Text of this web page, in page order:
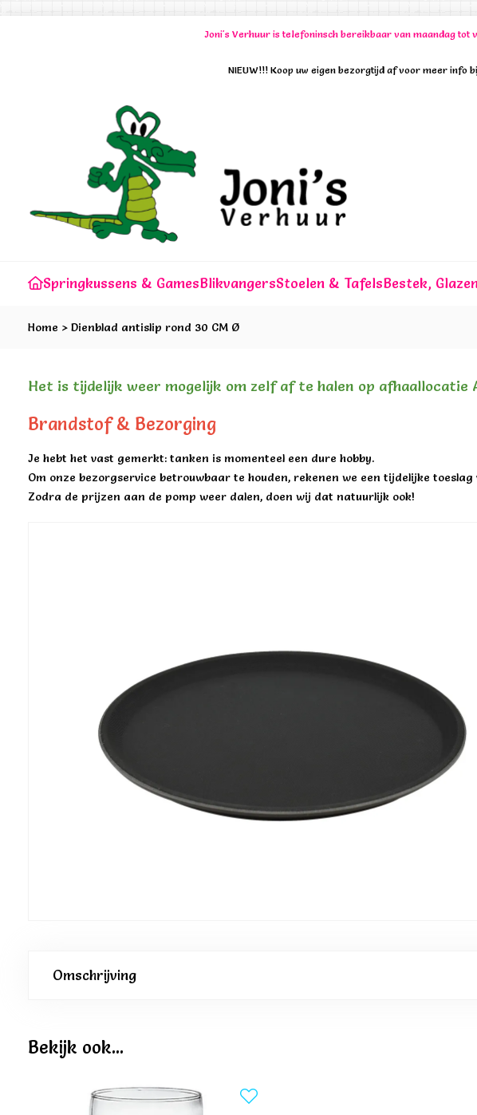
Joni's Verhuur is telefoninsch bereikbaar van maandag tot
NIEUW!!! Koop uw eigen bezorgtijd af voor meer info
Springkussens & GamesBlikvangersStoelen & TafelsBestek,
Home > Dienblad antislip rond 30 CM Ø
Het is tijdelijk weer mogelijk om zelf af te halen op afhaallocatie
Brandstof & Bezorging
Je hebt het vast gemerkt: tanken is momenteel een dure hobby.
Om onze bezorgservice betrouwbaar te houden, rekenen we een tijdelijke
Zodra de prijzen aan de pomp weer dalen, doen wij dat natuurlijk ook!
Omschrijving
Bekijk ook...